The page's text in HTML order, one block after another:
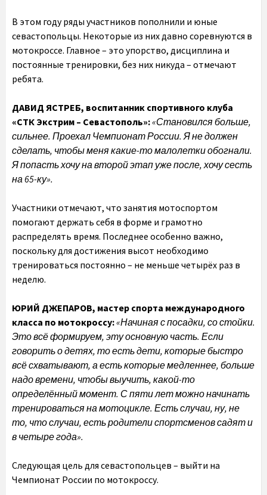
В этом году ряды участников пополнили и юные
севастопольцы. Некоторые из них давно соревнуются в
мотокроссе. Главное – это упорство, дисциплина и
постоянные тренировки, без них никуда – отмечают
ребята.
ДАВИД ЯСТРЕБ, воспитанник спортивного клуба
«СТК Экстрим – Севастополь»:«Становился больше,
сильнее. Проехал Чемпионат России. Я не должен
сделать, чтобы меня какие-то малолетки обогнали.
Я попасть хочу на второй этап уже после, хочу сесть
на 65-ку».
Участники отмечают, что занятия мотоспортом
помогают держать себя в форме и грамотно
распределять время. Последнее особенно важно,
поскольку для достижения высот необходимо
тренироваться постоянно – не меньше четырёх раз в
неделю.
ЮРИЙ ДЖЕПАРОВ, мастер спорта международного
класса по мотокроссу:«Начиная с посадки, со стойки.
Это всё формируем, эту основную часть. Если
говорить о детях, то есть дети, которые быстро
всё схватывают, а есть которые медленнее, больше
надо времени, чтобы выучить, какой-то
определённый момент. С пяти лет можно начинать
тренироваться на мотоцикле. Есть случаи, ну, не
то, что случаи, есть родители спортсменов садят и
в четыре года».
Следующая цель для севастопольцев – выйти на
Чемпионат России по мотокроссу.